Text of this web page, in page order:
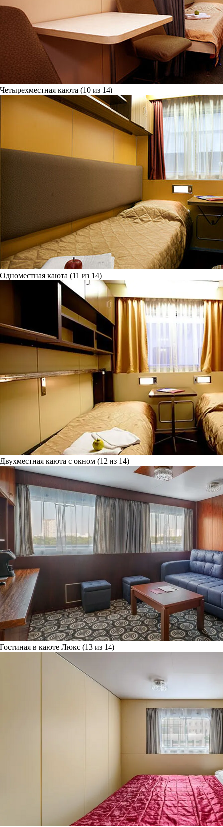
Четырехместная каюта (10 из 14)
Одноместная каюта (11 из 14)
Двухместная каюта с окном (12 из 14)
Гостиная в каюте Люкс (13 из 14)